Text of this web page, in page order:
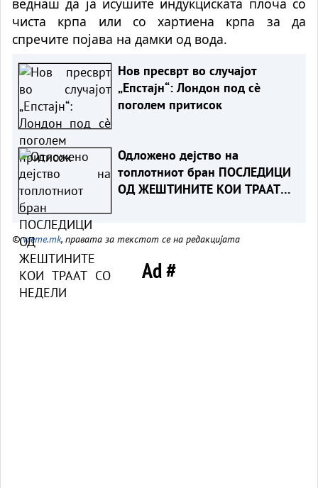
чиста крпа или со хартиена крпа за да
спречите појава на дамки од вода.
Нов пресврт во случајот
„Епстајн“: Лондон под сè
поголем притисок
Одложено дејство на
топлотниот бран ПОСЛЕДИЦИ
ОД ЖЕШТИНИТЕ КОИ ТРААТ
©vreme.mk, правата за текстот се на редакцијата
Ad #